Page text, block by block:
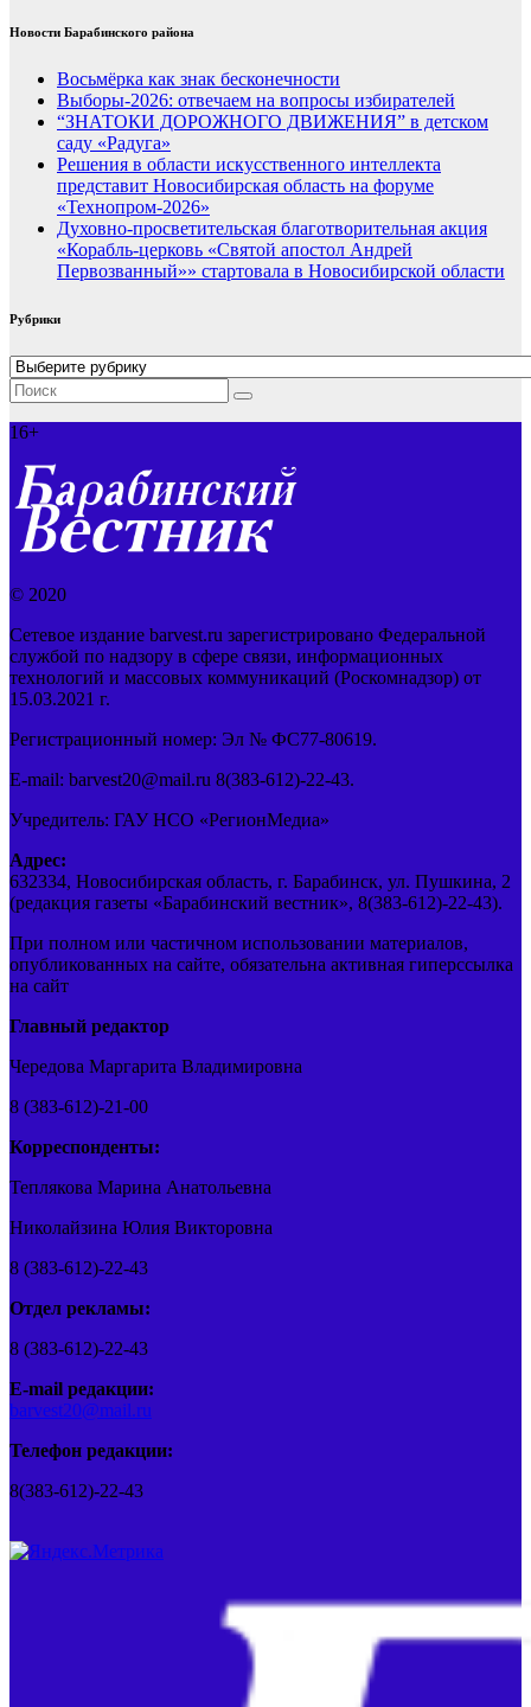
Новости Барабинского района
Восьмёрка как знак бесконечности
Выборы-2026: отвечаем на вопросы избирателей
“ЗНАТОКИ ДОРОЖНОГО ДВИЖЕНИЯ” в детском
саду «Радуга»
Решения в области искусственного интеллекта
представит Новосибирская область на форуме
«Технопром-2026»
Духовно-просветительская благотворительная акция
«Корабль-церковь «Святой апостол Андрей
Первозванный»» стартовала в Новосибирской области
Рубрики
Рубрики
16+
© 2020
Сетевое издание barvest.ru зарегистрировано Федеральной
службой по надзору в сфере связи, информационных
технологий и массовых коммуникаций (Роскомнадзор) от
15.03.2021 г.
Регистрационный номер: Эл № ФС77-80619.
E-mail: barvest20@mail.ru 8(383-612)-22-43.
Учредитель: ГАУ НСО «РегионМедиа»
Адрес:
632334, Новосибирская область, г. Барабинск, ул. Пушкина, 2
(редакция газеты «Барабинский вестник», 8(383-612)-22-43).
При полном или частичном использовании материалов,
опубликованных на сайте, обязательна активная гиперссылка
на сайт
Главный редактор
Чередова Маргарита Владимировна
8 (383-612)-21-00
Корреспонденты:
Теплякова Марина Анатольевна
Николайзина Юлия Викторовна
8 (383-612)-22-43
Отдел рекламы:
8 (383-612)-22-43
E-mail редакции:
barvest20@mail.ru
Телефон редакции:
8(383-612)-22-43